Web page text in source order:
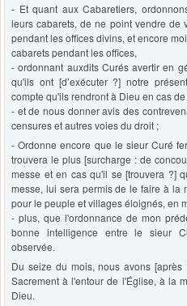
- Et quant aux Cabaretiers,
leurs cabarets, de ne point vendre
pendant les offices divins, et encore
cabarets pendant les offices,
- ordonnant auxdits Curés avertir en
qu'ils ont [d’exécuter ?] notre
compte qu'ils rendront à Dieu en cas
- et de nous donner avis des
censures et autres voies du droit ;
- Ordonne encore que le sieur Curé
trouvera le plus [surcharge : de
messe et en cas qu'il se [trouvera ?]
messe, lui sera permis de le faire à la
pour le peuple et villages éloignés, en
- plus, que l'ordonnance de mon
bonne intelligence entre le sieur
observée.
Du seize du mois, nous avons
Sacrement à l'entour de l'Église, à la
Dieu.